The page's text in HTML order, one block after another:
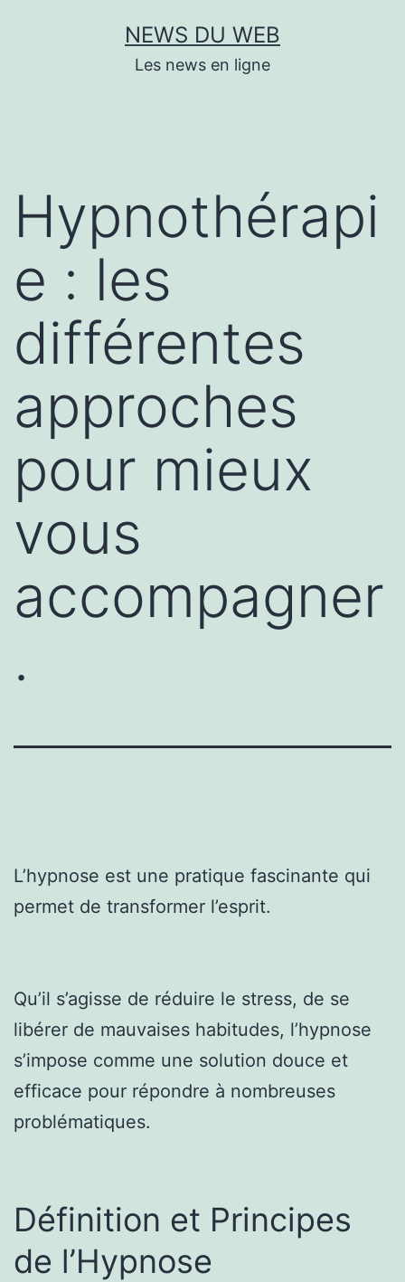
NEWS DU WEB
Les news en ligne
Hypnothérapi
e : les
différentes
approches
pour mieux
vous
accompagner
.
L’hypnose est une pratique fascinante qui
permet de transformer l’esprit.
Qu’il s’agisse de réduire le stress, de se
libérer de mauvaises habitudes, l’hypnose
s’impose comme une solution douce et
efficace pour répondre à nombreuses
problématiques.
Définition et Principes
de l’Hypnose